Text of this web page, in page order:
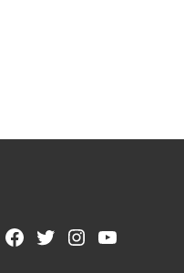
Facebook
TwitterInstagram
YouTube